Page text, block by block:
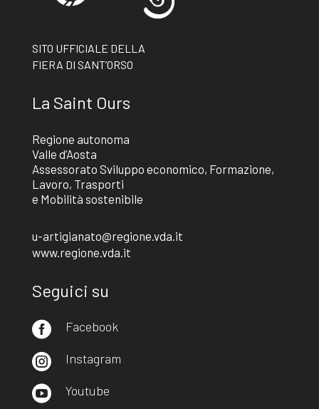
SITO UFFICIALE DELLA
FIERA DI SANT’ORSO
La Saint Ours
Regione autonoma
Valle d’Aosta
Assessorato Sviluppo economico, Formazione,
Lavoro, Trasporti
e Mobilità sostenibile
u-artigianato@regione.vda.it
www.regione.vda.it
Seguici su
 Facebook
 Instagram
 Youtube